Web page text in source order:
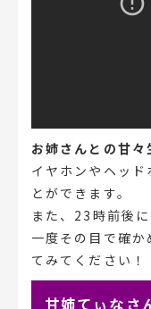
お姉さんとの甘々
イヤホンやヘッ
とができます。
また、23時前後
一度その目で確
てみてください！
甘姉てぃなさ